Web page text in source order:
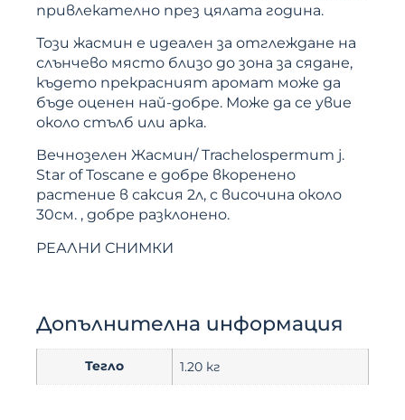
привлекателно през цялата година.
Този жасмин е идеален за отглеждане на
слънчево място близо до зона за сядане,
където прекрасният аромат може да
бъде оценен най-добре. Може да се увие
около стълб или арка.
Вечнозелен Жасмин/ Trachelospermum j.
Star of Toscane е добре вкоренено
растение в саксия 2л, с височина около
30см. , добре разклонено.
РЕАЛНИ СНИМКИ
Допълнителна информация
Тегло 1.20 кг